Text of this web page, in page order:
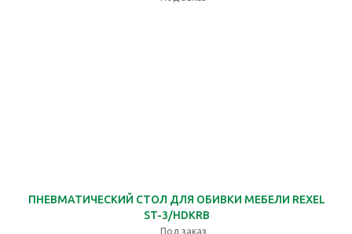
ПНЕВМАТИЧЕСКИЙ СТОЛ ДЛЯ ОБИВКИ МЕБЕЛИ REXEL
ST-3/HDKRB
Под заказ